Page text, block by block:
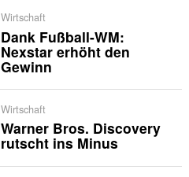
Wirtschaft
Dank Fußball-WM:
Nexstar erhöht den
Gewinn
Wirtschaft
Warner Bros. Discovery
rutscht ins Minus